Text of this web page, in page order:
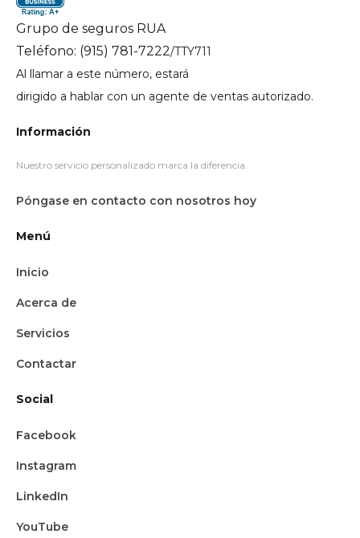
Grupo de seguros RUA
Teléfono: (915) 781-7222/TTY711
Al llamar a este número, estará
dirigido a hablar con un agente de ventas autorizado.
Información
Nuestro servicio personalizado marca la diferencia.
Póngase en contacto con nosotros hoy
Menú
Inicio
Acerca de
Servicios
Contactar
Social
Facebook
Instagram
LinkedIn
YouTube